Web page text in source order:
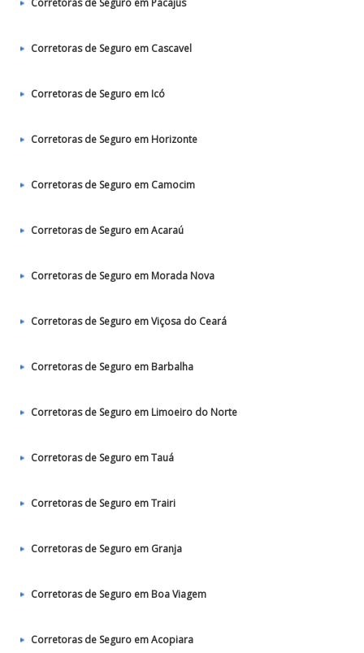
Corretoras de Seguro em Pacajus
Corretoras de Seguro em Cascavel
Corretoras de Seguro em Icó
Corretoras de Seguro em Horizonte
Corretoras de Seguro em Camocim
Corretoras de Seguro em Acaraú
Corretoras de Seguro em Morada Nova
Corretoras de Seguro em Viçosa do Ceará
Corretoras de Seguro em Barbalha
Corretoras de Seguro em Limoeiro do Norte
Corretoras de Seguro em Tauá
Corretoras de Seguro em Trairi
Corretoras de Seguro em Granja
Corretoras de Seguro em Boa Viagem
Corretoras de Seguro em Acopiara